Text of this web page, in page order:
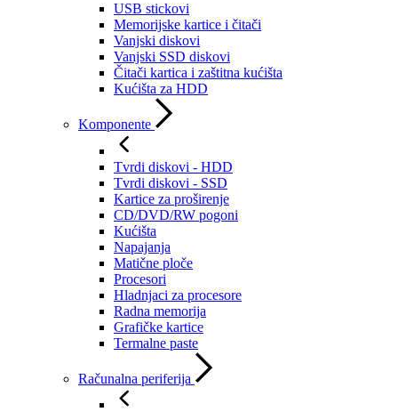
USB stickovi
Memorijske kartice i čitači
Vanjski diskovi
Vanjski SSD diskovi
Čitači kartica i zaštitna kućišta
Kućišta za HDD
Komponente
Tvrdi diskovi - HDD
Tvrdi diskovi - SSD
Kartice za proširenje
CD/DVD/RW pogoni
Kućišta
Napajanja
Matične ploče
Procesori
Hladnjaci za procesore
Radna memorija
Grafičke kartice
Termalne paste
Računalna periferija